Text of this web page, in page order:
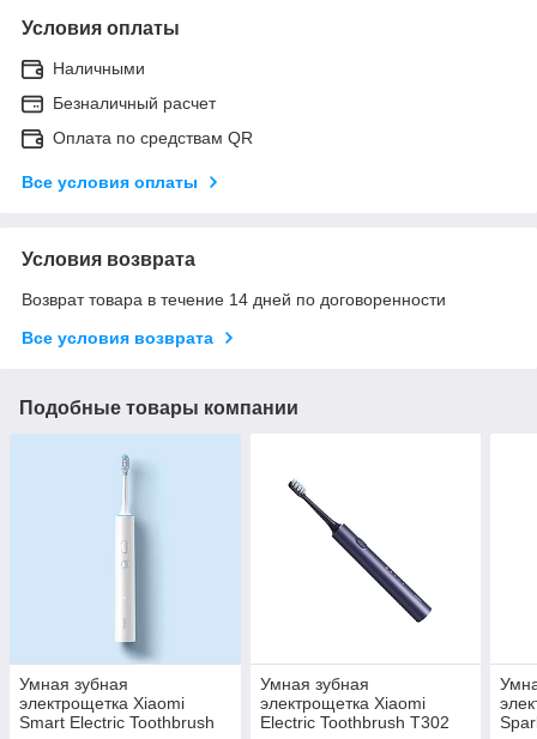
Условия оплаты
Наличными
Безналичный расчет
Оплата по средствам QR
Все условия оплаты
Условия возврата
Возврат товара в течение 14 дней по договоренности
Все условия возврата
Подобные товары компании
Умная зубная
электрощетка Xiaomi
Smart Electric Toothbrush
Умная зубная
электрощетка Xiaomi
Electric Toothbrush T302